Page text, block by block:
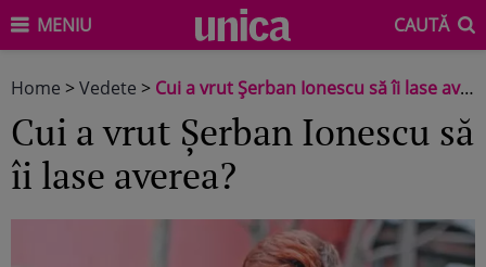
MENIU CAUTĂ
Home >Vedete > Cui a vrut Şerban Ionescu să îi lase averea?
Cui a vrut Şerban Ionescu să
îi lase averea?